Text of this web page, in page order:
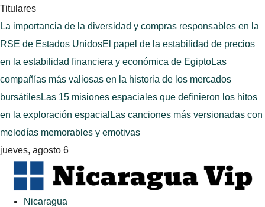
Titulares
La importancia de la diversidad y compras responsables en la
RSE de Estados UnidosEl papel de la estabilidad de precios
en la estabilidad financiera y económica de EgiptoLas
compañías más valiosas en la historia de los mercados
bursátilesLas 15 misiones espaciales que definieron los hitos
en la exploración espacial Las canciones más versionadas con
melodías memorables y emotivas
jueves, agosto 6
Nicaragua